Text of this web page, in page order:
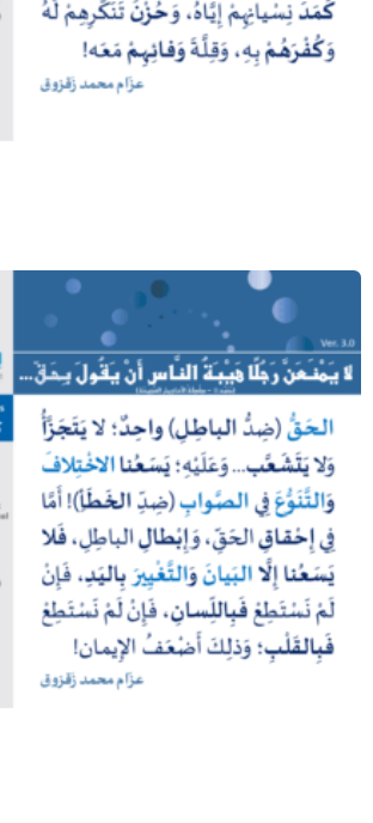
لا يشكر الله من لا يشكر الناس
– صحيح أبي داود)
لا يمنعن رجلا هيبة الناس أن
(محمد ﷺ – سلسلة الأحاديث